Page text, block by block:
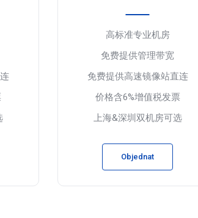
高标准专业机房
免费提供管理带宽
免费提供高速镜像站直连
价格含6%增值税发票
上海&深圳双机房可选
Objednat